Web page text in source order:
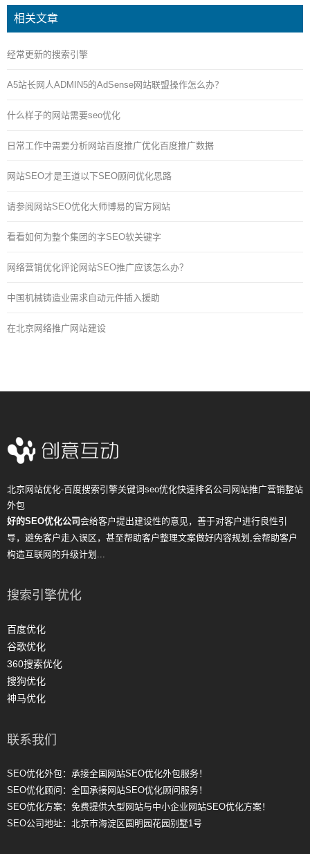
相关文章
经常更新的搜索引擎
A5站长网人ADMIN5的AdSense网站联盟操作怎么办？
什么样子的网站需要seo优化
日常工作中需要分析网站百度推广优化百度推广数据
网站SEO才是王道以下SEO顾问优化思路
请参阅网站SEO优化大师博易的官方网站
看看如何为整个集团的字SEO软关键字
网络营销优化评论网站SEO推广应该怎么办？
中国机械铸造业需求自动元件插入援助
在北京网络推广网站建设
北京网站优化-百度搜索引擎关键词seo优化快速排名公司网站推广营销整站
外包
好的SEO优化公司会给客户提出建设性的意见，善于对客户进行良性引
导，避免客户走入误区，甚至帮助客户整理文案做好内容规划,会帮助客户
构造互联网的升级计划...
搜索引擎优化
百度优化
谷歌优化
360搜索优化
搜狗优化
神马优化
联系我们
SEO优化外包：承接全国网站SEO优化外包服务！
SEO优化顾问：全国承接网站SEO优化顾问服务！
SEO优化方案：免费提供大型网站与中小企业网站SEO优化方案！
SEO公司地址：北京市海淀区圆明园花园别墅1号